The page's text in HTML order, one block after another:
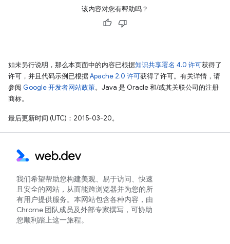
该内容对您有帮助吗？
如未另行说明，那么本页面中的内容已根据知识共享署名 4.0 许可获得了
许可，并且代码示例已根据Apache 2.0 许可获得了许可。有关详情，请
参阅 Google 开发者网站政策。Java 是 Oracle 和/或其关联公司的注册
商标。
最后更新时间 (UTC)：2015-03-20。
我们希望帮助您构建美观、易于访问、快速
且安全的网站，从而能跨浏览器并为您的所
有用户提供服务。本网站包含各种内容，由
Chrome 团队成员及外部专家撰写，可协助
您顺利踏上这一旅程。